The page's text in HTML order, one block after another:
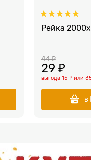
Рейка
44 ₽
29 ₽
выгода 15 ₽или
в